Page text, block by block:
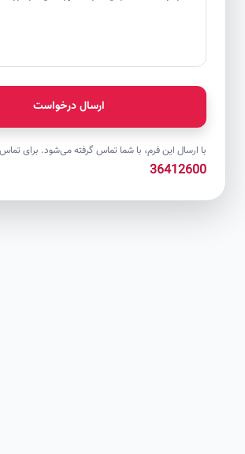
ارسال درخواست
با ارسال این فرم، با شما تماس گرفته می‌شود. برای تماس فوری:
36412600